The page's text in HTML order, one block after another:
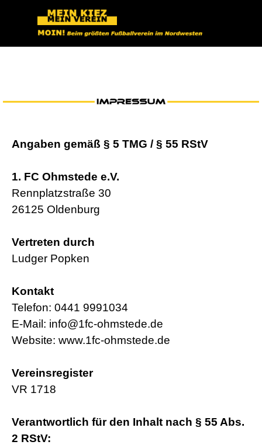
Angaben gemäß § 5 TMG / § 55 RStV
1. FC Ohmstede e.V.
Rennplatzstraße 30
26125 Oldenburg
Vertreten durch
Ludger Popken
Kontakt
Telefon: 0441 9991034
E-Mail: info@1fc-ohmstede.de
Website: www.1fc-ohmstede.de
Vereinsregister
VR 1718
Verantwortlich für den Inhalt nach § 55 Abs.
2 RStV: